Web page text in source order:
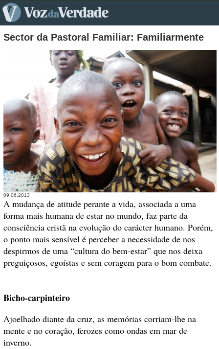
Sector da Pastoral Familiar: Familiarmente
09.06.2013
A mudança de atitude perante a vida, associada a uma
forma mais humana de estar no mundo, faz parte da
consciência cristã na evolução do carácter humano. Porém,
o ponto mais sensível é perceber a necessidade de nos
despirmos de uma “cultura do bem-estar” que nos deixa
preguiçosos, egoístas e sem coragem para o bom combate.
Bicho-carpinteiro
Ajoelhado diante da cruz, as memórias corriam-lhe na
mente e no coração, ferozes como ondas em mar de
inverno.